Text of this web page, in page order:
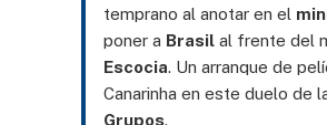
temprano al anotar en el
poner a Brasil al frente del
Escocia. Un arranque de
Canarinha en este duelo de
Grupos.